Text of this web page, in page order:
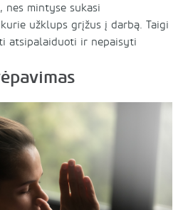
nes mintyse sukasi
užklups grįžus į darbą. Taigi
atsipalaiduoti ir nepaisyti